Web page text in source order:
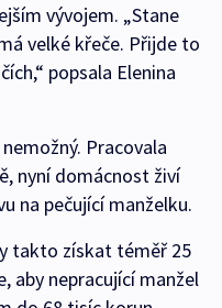
vývojem. „Stane
velké křeče. Přijde to
popsala Elenina
Pracovala
nyní domácnost živí
na pečující manželku.
takto získat téměř 25
aby nepracující manžel